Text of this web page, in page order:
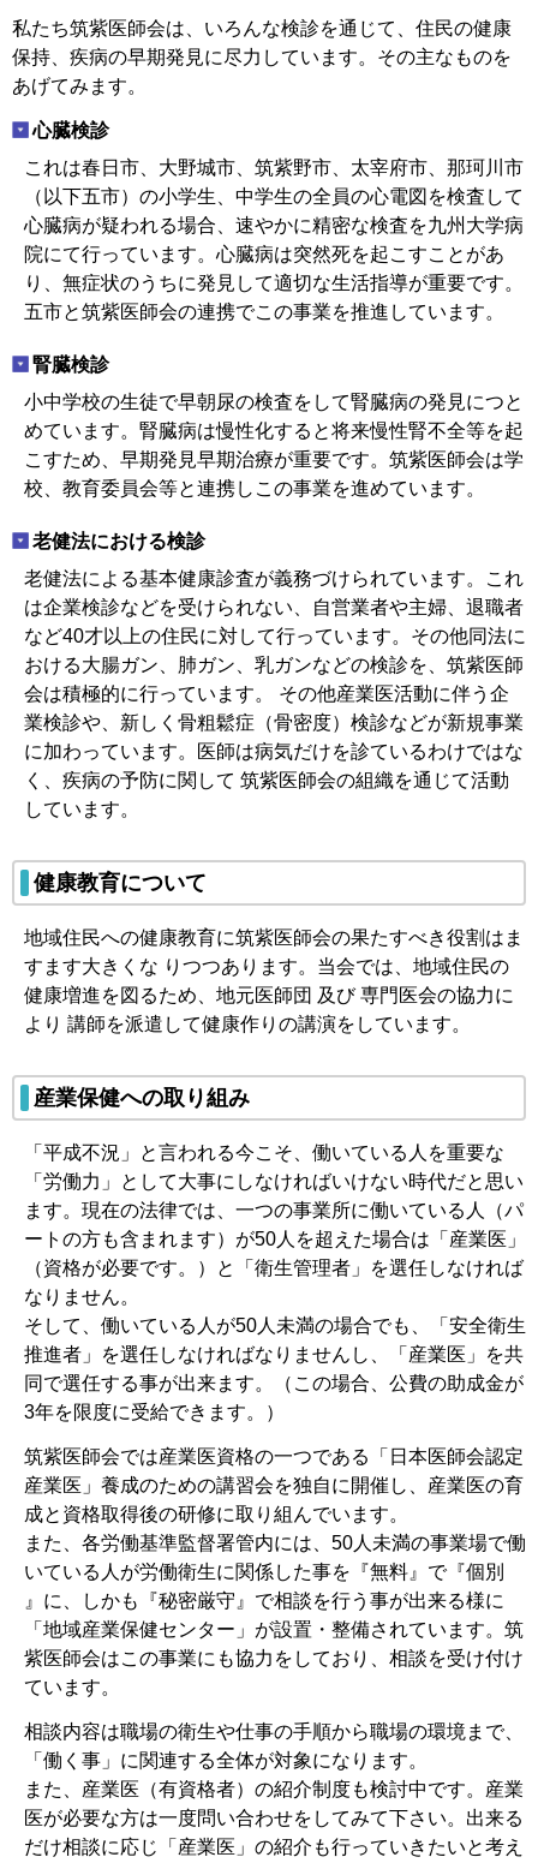
私たち筑紫医師会は、いろんな検診を通じて、住民の健康
保持、疾病の早期発見に尽力しています。その主なものを
あげてみます。
心臓検診
これは春日市、大野城市、筑紫野市、太宰府市、那珂川市
（以下五市）の小学生、中学生の全員の心電図を検査して
心臓病が疑われる場合、速やかに精密な検査を九州大学病
院にて行っています。心臓病は突然死を起こすことがあ
り、無症状のうちに発見して適切な生活指導が重要です。
五市と筑紫医師会の連携でこの事業を推進しています。
腎臓検診
小中学校の生徒で早朝尿の検査をして腎臓病の発見につと
めています。腎臓病は慢性化すると将来慢性腎不全等を起
こすため、早期発見早期治療が重要です。筑紫医師会は学
校、教育委員会等と連携しこの事業を進めています。
老健法における検診
老健法による基本健康診査が義務づけられています。これ
は企業検診などを受けられない、自営業者や主婦、退職者
など40才以上の住民に対して行っています。その他同法に
おける大腸ガン、肺ガン、乳ガンなどの検診を、筑紫医師
会は積極的に行っています。 その他産業医活動に伴う企
業検診や、新しく骨粗鬆症（骨密度）検診などが新規事業
に加わっています。医師は病気だけを診ているわけではな
く、疾病の予防に関して 筑紫医師会の組織を通じて活動
しています。
健康教育について
地域住民への健康教育に筑紫医師会の果たすべき役割はま
すます大きくな りつつあります。当会では、地域住民の
健康増進を図るため、地元医師団 及び 専門医会の協力に
より 講師を派遣して健康作りの講演をしています。
産業保健への取り組み
「平成不況」と言われる今こそ、働いている人を重要な
「労働力」として大事にしなければいけない時代だと思い
ます。現在の法律では、一つの事業所に働いている人（パ
ートの方も含まれます）が50人を超えた場合は「産業医」
（資格が必要です。）と「衛生管理者」を選任しなければ
なりません。
そして、働いている人が50人未満の場合でも、「安全衛生
推進者」を選任しなければなりませんし、「産業医」を共
同で選任する事が出来ます。（この場合、公費の助成金が
3年を限度に受給できます。）
筑紫医師会では産業医資格の一つである「日本医師会認定
産業医」養成のための講習会を独自に開催し、産業医の育
成と資格取得後の研修に取り組んでいます。
また、各労働基準監督署管内には、50人未満の事業場で働
いている人が労働衛生に関係した事を『無料』で『個別
』に、しかも『秘密厳守』で相談を行う事が出来る様に
「地域産業保健センター」が設置・整備されています。筑
紫医師会はこの事業にも協力をしており、相談を受け付け
ています。
相談内容は職場の衛生や仕事の手順から職場の環境まで、
「働く事」に関連する全体が対象になります。
また、産業医（有資格者）の紹介制度も検討中です。産業
医が必要な方は一度問い合わせをしてみて下さい。出来る
だけ相談に応じ「産業医」の紹介も行っていきたいと考え